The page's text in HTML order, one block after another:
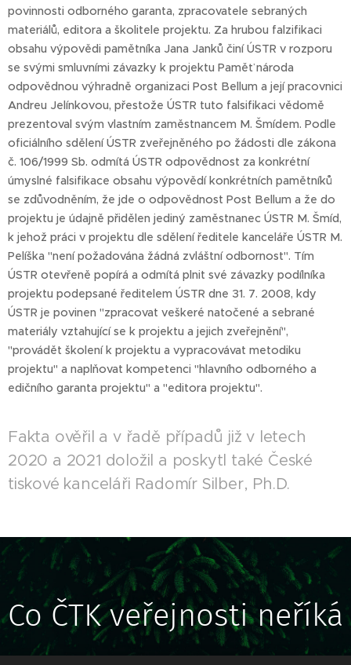
povinnosti odborného garanta, zpracovatele sebraných
materiálů, editora a školitele projektu. Za hrubou falzifikaci
obsahu výpovědi pamětníka Jana Janků činí ÚSTR v rozporu
se svými smluvními závazky k projektu Paměť národa
odpovědnou výhradně organizaci Post Bellum a její pracovnici
Andreu Jelínkovou, přestože ÚSTR tuto falsifikaci vědomě
prezentoval svým vlastním zaměstnancem M. Šmídem. Podle
oficiálního sdělení ÚSTR zveřejněného po žádosti dle zákona
č. 106/1999 Sb. odmítá ÚSTR odpovědnost za konkrétní
úmyslné falsifikace obsahu výpovědí konkrétních pamětníků
se zdůvodněním, že jde o odpovědnost Post Bellum a že do
projektu je údajně přidělen jediný zaměstnanec ÚSTR M. Šmíd,
k jehož práci v projektu dle sdělení ředitele kanceláře ÚSTR M.
Pelíška "není požadována žádná zvláštní odbornost". Tím
ÚSTR otevřeně popírá a odmítá plnit své závazky podílníka
projektu podepsané ředitelem ÚSTR dne 31. 7. 2008, kdy
ÚSTR je povinen "zpracovat veškeré natočené a sebrané
materiály vztahující se k projektu a jejich zveřejnění",
"provádět školení k projektu a vypracovávat metodiku
projektu" a naplňovat kompetenci "hlavního odborného a
edičního garanta projektu" a "editora projektu".
Fakta ověřil a v řadě případů již v letech
2020 a 2021 doložil a poskytl také České
tiskové kanceláři Radomír Silber, Ph.D.
Co ČTK veřejnosti neříká